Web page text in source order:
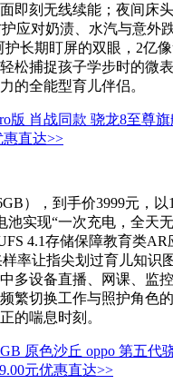
即刻无线续能；夜间床
应对奶渍、水汽与意外
护长期盯屏的双眼，2亿
松捕捉孩子学步时的微
的全能型育儿伴侣。
版 肖战同款 骁龙8至尊
惠直达>>
），到手价3999元，
池实现“一次充电，全天
4.1存储保障教育类
样率让指尖划过育儿知识
多设备直播、网课、监
繁切换工作与照护角色
的喘息时刻。
原色沙丘 oppo 第五代
元优惠直达>>